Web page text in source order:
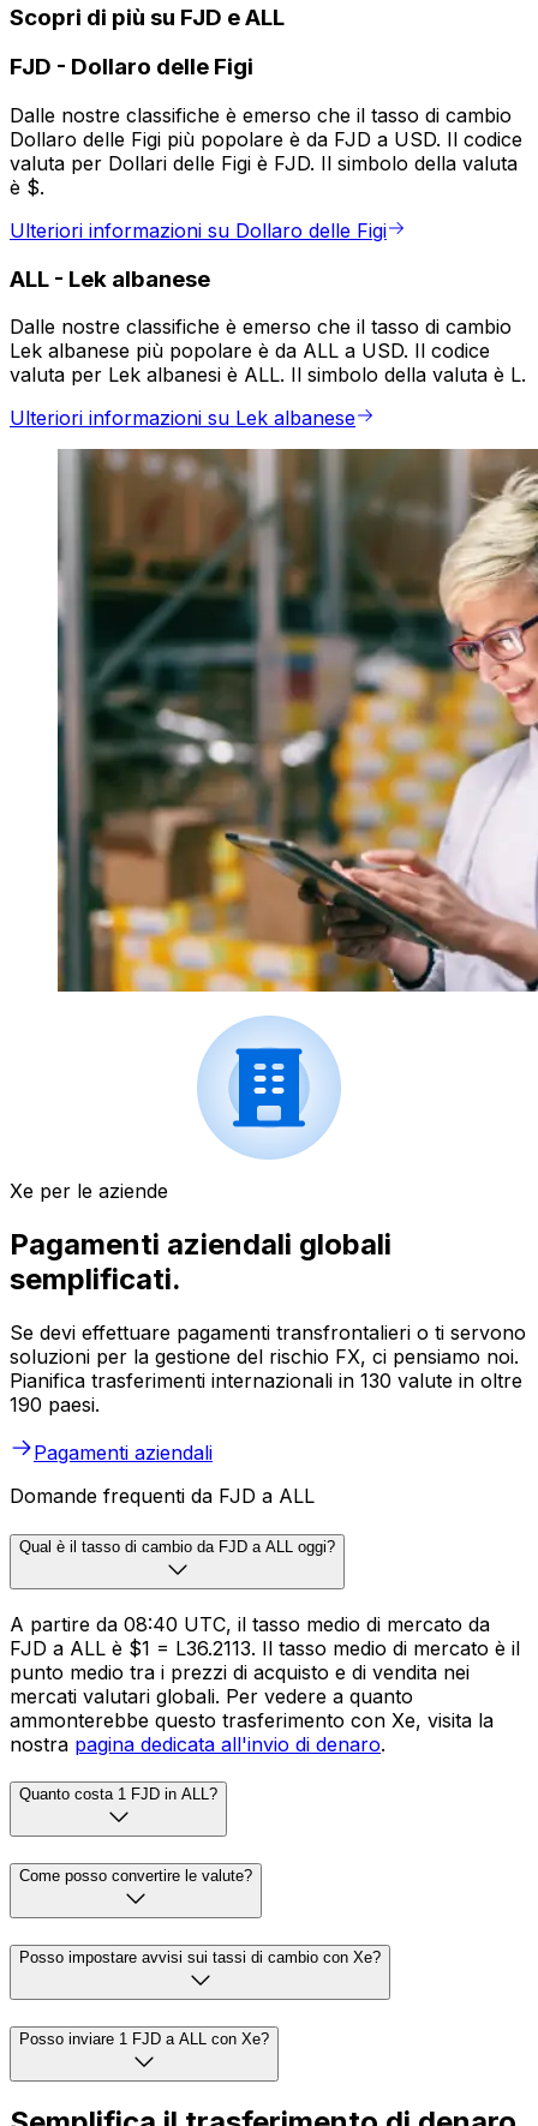
Scopri di più su FJD e ALL
FJD - Dollaro delle Figi
Dalle nostre classifiche è emerso che il tasso di cambio
Dollaro delle Figi più popolare è da FJD a USD. Il codice
valuta per Dollari delle Figi è FJD. Il simbolo della valuta
è $.
Ulteriori informazioni su Dollaro delle Figi
ALL - Lek albanese
Dalle nostre classifiche è emerso che il tasso di cambio
Lek albanese più popolare è da ALL a USD. Il codice
valuta per Lek albanesi è ALL. Il simbolo della valuta è L.
Ulteriori informazioni su Lek albanese
Xe per le aziende
Pagamenti aziendali globali
semplificati.
Se devi effettuare pagamenti transfrontalieri o ti servono
soluzioni per la gestione del rischio FX, ci pensiamo noi.
Pianifica trasferimenti internazionali in 130 valute in oltre
190 paesi.
Pagamenti aziendali
Domande frequenti da FJD a ALL
Qual è il tasso di cambio da FJD a ALL oggi?
A partire da 08:40 UTC, il tasso medio di mercato da
FJD a ALL è $1 = L36.2113. Il tasso medio di mercato è il
punto medio tra i prezzi di acquisto e di vendita nei
mercati valutari globali. Per vedere a quanto
ammonterebbe questo trasferimento con Xe, visita la
nostra pagina dedicata all'invio di denaro.
Quanto costa 1 FJD in ALL?
Come posso convertire le valute?
Posso impostare avvisi sui tassi di cambio con Xe?
Posso inviare 1 FJD a ALL con Xe?